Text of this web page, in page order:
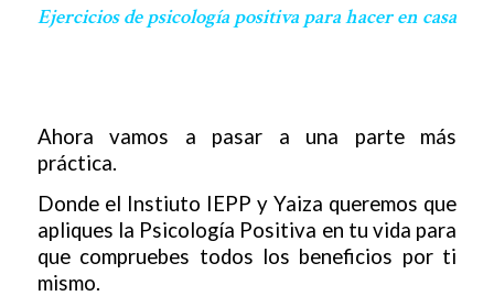
Ejercicios de psicología positiva para hacer en casa
Ahora vamos a pasar a una parte más
práctica.
Donde el Instiuto IEPP y Yaiza queremos que
apliques la Psicología Positiva en tu vida para
que compruebes todos los beneficios por ti
mismo.